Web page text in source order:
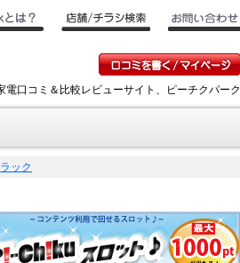
コミ＆比較レビューサイト、ピーチクパーク
ック